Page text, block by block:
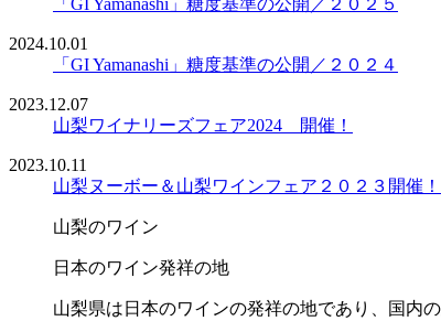
「GI Yamanashi」糖度基準の公開／２０２５
2024.10.01
「GI Yamanashi」糖度基準の公開／２０２４
2023.12.07
山梨ワイナリーズフェア2024 開催！
2023.10.11
山梨ヌーボー＆山梨ワインフェア２０２３開催！
山梨のワイン
日本のワイン発祥の地
山梨県は日本のワインの発祥の地であり、国内